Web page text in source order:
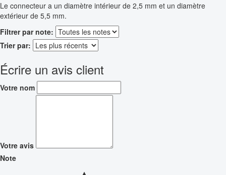
Le connecteur a un diamètre intérieur de 2,5 mm et un diamètre
extérieur de 5,5 mm.
Filtrer par note:
Trier par:
Écrire un avis client
Votre nom
Votre avis
Note